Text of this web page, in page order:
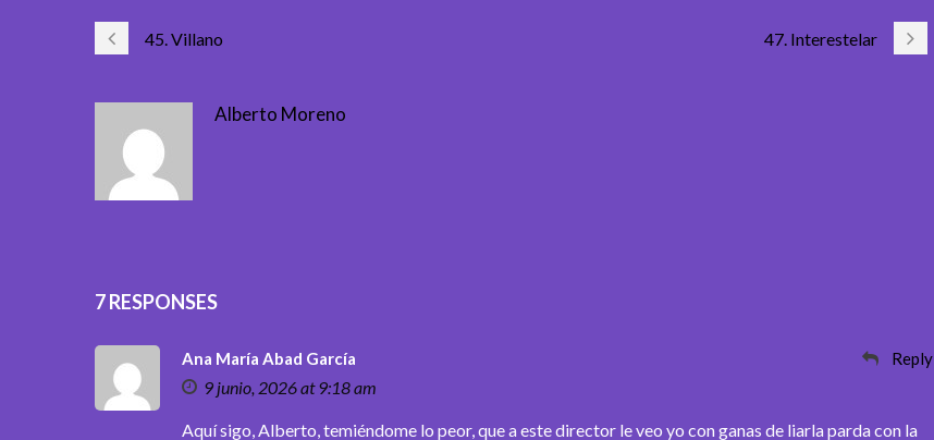
45. Villano 47. Interestelar
Alberto Moreno
7 RESPONSES
Ana María Abad García
9 junio, 2026 at 9:18 am
Reply
Aquí sigo, Alberto, temiéndome lo peor, que a este director le veo yo con ganas de liarla parda con la